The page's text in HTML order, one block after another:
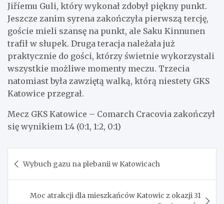
Jiříemu Guli, który wykonał zdobył piękny punkt.
Jeszcze zanim syrena zakończyła pierwszą tercję,
goście mieli szansę na punkt, ale Saku Kinnunen
trafił w słupek. Druga teracja należała już
praktycznie do gości, którzy świetnie wykorzystali
wszystkie możliwe momenty meczu. Trzecia
natomiast była zawziętą walką, którą niestety GKS
Katowice przegrał.
Mecz GKS Katowice – Comarch Cracovia zakończył
się wynikiem 1:4 (0:1, 1:2, 0:1)
wpisu
Wybuch gazu na plebanii w Katowicach
Moc atrakcji dla mieszkańców Katowic z okazji 31